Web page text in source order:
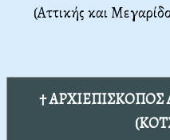
(Αττικής και
†